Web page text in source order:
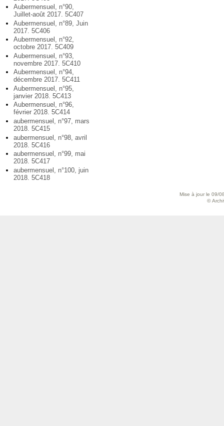
Aubermensuel, n°90,
Juillet-août 2017. 5C407
Aubermensuel, n°89, Juin
2017. 5C406
Aubermensuel, n°92,
octobre 2017. 5C409
Aubermensuel, n°93,
novembre 2017. 5C410
Aubermensuel, n°94,
décembre 2017. 5C411
Aubermensuel, n°95,
janvier 2018. 5C413
Aubermensuel, n°96,
février 2018. 5C414
aubermensuel, n°97, mars
2018. 5C415
aubermensuel, n°98, avril
2018. 5C416
aubermensuel, n°99, mai
2018. 5C417
aubermensuel, n°100, juin
2018. 5C418
Mise à jour le 09/
©